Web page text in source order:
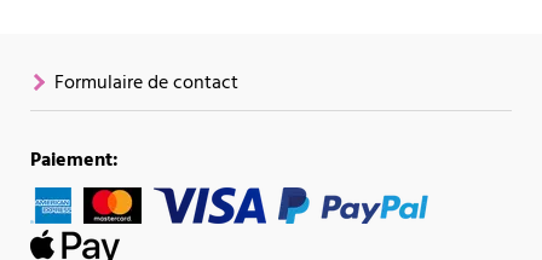
Formulaire de contact
Paiement: